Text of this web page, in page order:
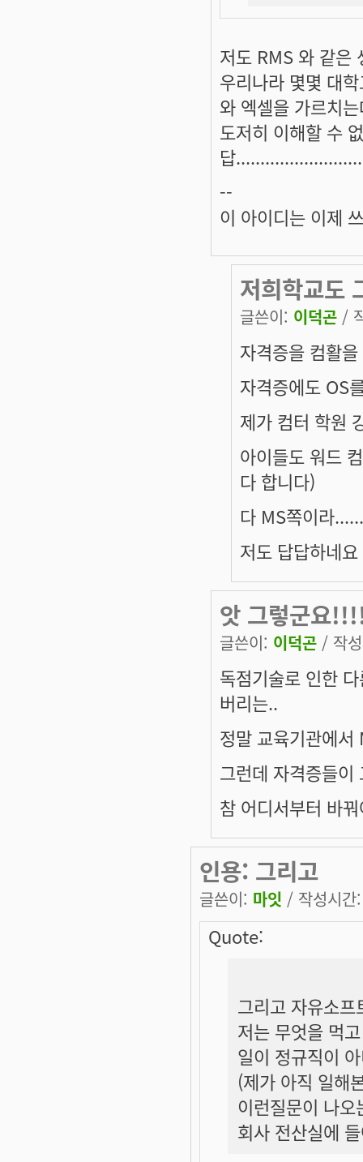
저도 RMS 와 같은
우리나라 몇몇 대
와 엑셀을 가르치
도저히 이해할 수
답
--
이 아이디는 이제
저희학교도
글쓴이: 이덕곤 /
자격증을 컴활
자격증에도 OS
제가 컴터 학원
아이들도 워드
다 합니다)
다 MS쪽이라......
저도 답답하네
앗 그렇군요
글쓴이: 이덕곤 / 작
독점기술로 인한
버리는..
정말 교육기관에
그런데 자격증들
참 어디서부터 바
인용: 그리고
글쓴이: 마잇 / 작성시
Quote:
그리고 자유소
저는 무엇을 먹
일이 정규직이
(제가 아직 일해
이런질문이 나
회사 전산실에